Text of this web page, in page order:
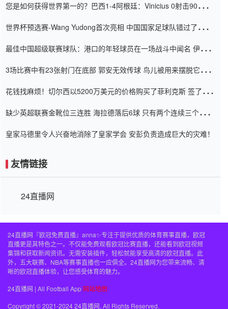
您是如何获得世界第一的？巴西1-4阿根廷：Vinicius 0射击90分钟
世界杯预选赛-Wang Yudong首次亮相 中国国家足球队错过了世界
最佳中国超级联赛球队：港口的年轻球员在一场战斗中闻名 伊万放
3场比赛中有23张射门在底部 郭安无效传球 鸟儿被用来摆脱它
花钱找麻烦！切尔西以5200万美元的价格购买了菲利克斯 签了7年
缺少英超联赛金靴位三连胜 海拉德落后6球 只有两个连续三个连续
皇家马德里令人兴奋地消除了皇家学会 安彭负责造成巨大的灾难！
友情链接
24直播网
24直播网『欧冠免费直播』anna✨专注于提供优质的体育赛事直播，欧冠
直播更是其特色之一。不仅能免费观看欧冠比赛直播，还能看到欧冠视频
集锦和获取新闻资讯。无需安装插件，轻松就能享受高清的欧冠直播。此
外，五大联赛、NBA等赛事直播也一应俱全。24直播网为您带来流畅、清
晰的欧冠直播体验，让您感受体育的魅力。
24直播网 | All Football App 网站地图
Copyright © 2021-2024 24直播网. All Rights Reserved.